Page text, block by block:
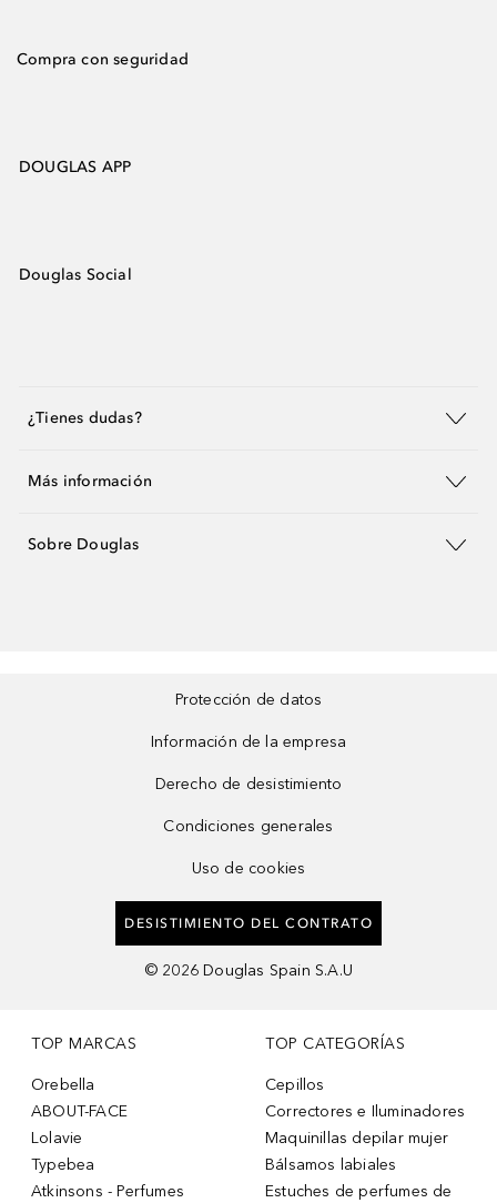
Compra con seguridad
DOUGLAS APP
Douglas Social
¿Tienes dudas?
Más información
Sobre Douglas
Protección de datos
Información de la empresa
Derecho de desistimiento
Condiciones generales
Uso de cookies
DESISTIMIENTO DEL CONTRATO
© 2026 Douglas Spain S.A.U
TOP MARCAS
Orebella
ABOUT-FACE
Lolavie
Typebea
Atkinsons - Perfumes
TOP CATEGORÍAS
Cepillos
Correctores e Iluminadores
Maquinillas depilar mujer
Bálsamos labiales
Estuches de perfumes de